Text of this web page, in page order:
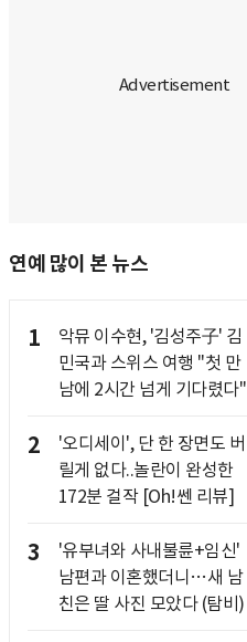
연예 많이 본 뉴스
1
악뮤 이수현, '김성주子' 김
민국과 스위스 여행 "첫 만
남에 2시간 넘게 기다렸다"
2
'오디세이', 단 한 장면도 버
릴게 없다..놀란이 완성한
172분 걸작 [Oh!쎈 리뷰]
3
'유부녀와 사내불륜+임신'
남편과 이혼했더니…새 남
친은 딸 사진 모았다 (탐비)